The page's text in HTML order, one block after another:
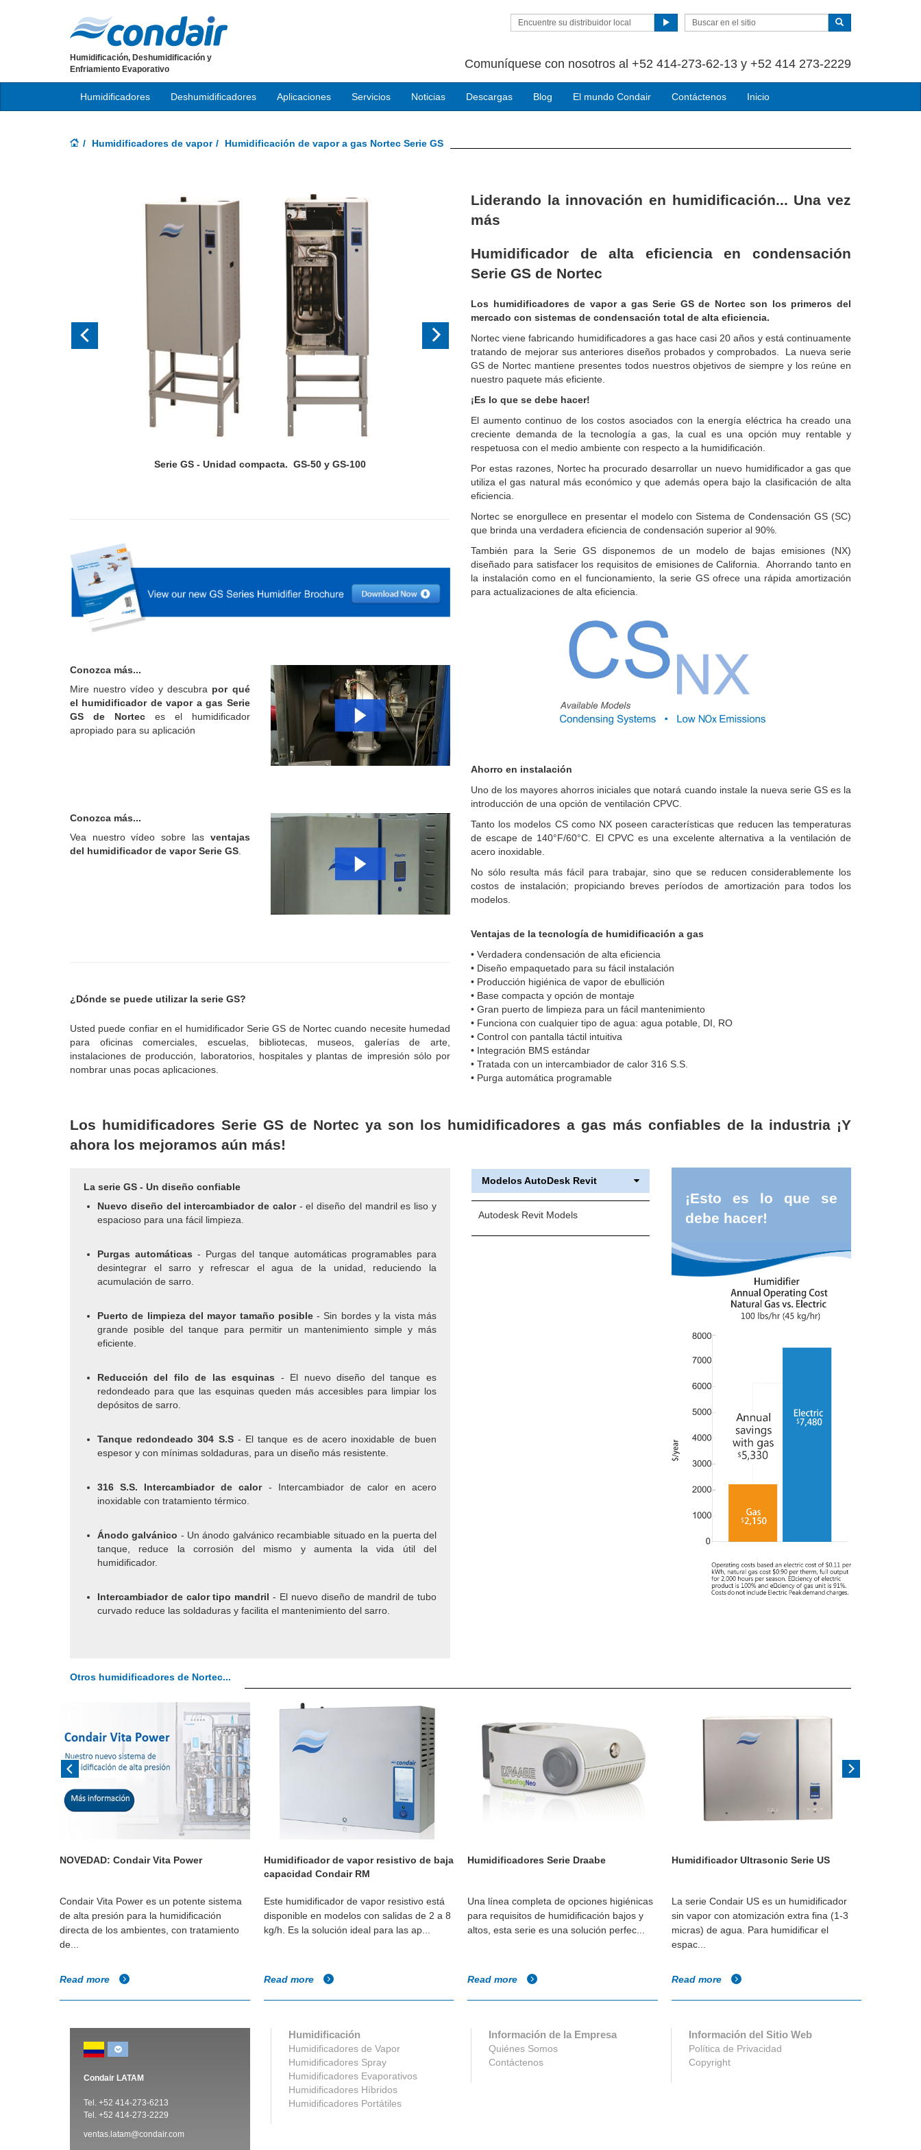
Encuentre su distribuidor local
Comuníquese con nosotros al +52 414-273-62-13 y +52 414 273-2229
Humidificación, Deshumidificación y
Enfriamiento Evaporativo
Humidificadores Deshumidificadores Aplicaciones Servicios Noticias Descargas Blog El mundo Condair Contáctenos Inicio
Humidificadores de vapor Humidificación de vapor a gas Nortec Serie GS
Serie GS - Unidad compacta. GS-50 y GS-100
Conozca más...
Mire nuestro vídeo y descubra por qué
el humidificador de vapor a gas Serie
GS de Nortec es el humidificador
apropiado para su aplicación
Conozca más...
Vea nuestro vídeo sobre las ventajas
del humidificador de vapor Serie GS.
¿Dónde se puede utilizar la serie GS?
Usted puede confiar en el humidificador Serie GS de Nortec cuando necesite humedad
para oficinas comerciales, escuelas, bibliotecas, museos, galerías de arte,
instalaciones de producción, laboratorios, hospitales y plantas de impresión sólo por
nombrar unas pocas aplicaciones.
Liderando la innovación en humidificación... Una vez
más
Humidificador de alta eficiencia en condensación
Serie GS de Nortec
Los humidificadores de vapor a gas Serie GS de Nortec son los primeros del
mercado con sistemas de condensación total de alta eficiencia.
Nortec viene fabricando humidificadores a gas hace casi 20 años y está continuamente
tratando de mejorar sus anteriores diseños probados y comprobados. La nueva serie
GS de Nortec mantiene presentes todos nuestros objetivos de siempre y los reúne en
nuestro paquete más eficiente.
¡Es lo que se debe hacer!
El aumento continuo de los costos asociados con la energía eléctrica ha creado una
creciente demanda de la tecnología a gas, la cual es una opción muy rentable y
respetuosa con el medio ambiente con respecto a la humidificación.
Por estas razones, Nortec ha procurado desarrollar un nuevo humidificador a gas que
utiliza el gas natural más económico y que además opera bajo la clasificación de alta
eficiencia.
Nortec se enorgullece en presentar el modelo con Sistema de Condensación GS (SC)
que brinda una verdadera eficiencia de condensación superior al 90%.
También para la Serie GS disponemos de un modelo de bajas emisiones (NX)
diseñado para satisfacer los requisitos de emisiones de California. Ahorrando tanto en
la instalación como en el funcionamiento, la serie GS ofrece una rápida amortización
para actualizaciones de alta eficiencia.
Ahorro en instalación
Uno de los mayores ahorros iniciales que notará cuando instale la nueva serie GS es la
introducción de una opción de ventilación CPVC.
Tanto los modelos CS como NX poseen características que reducen las temperaturas
de escape de 140°F/60°C. El CPVC es una excelente alternativa a la ventilación de
acero inoxidable.
No sólo resulta más fácil para trabajar, sino que se reducen considerablemente los
costos de instalación; propiciando breves períodos de amortización para todos los
modelos.
Ventajas de la tecnología de humidificación a gas
• Verdadera condensación de alta eficiencia
• Diseño empaquetado para su fácil instalación
• Producción higiénica de vapor de ebullición
• Base compacta y opción de montaje
• Gran puerto de limpieza para un fácil mantenimiento
• Funciona con cualquier tipo de agua: agua potable, DI, RO
• Control con pantalla táctil intuitiva
• Integración BMS estándar
• Tratada con un intercambiador de calor 316 S.S.
• Purga automática programable
Los humidificadores Serie GS de Nortec ya son los humidificadores a gas más confiables de la industria ¡Y
ahora los mejoramos aún más!
La serie GS - Un diseño confiable
Nuevo diseño del intercambiador de calor- el diseño del mandril es liso y
espacioso para una fácil limpieza.
Purgas automáticas - Purgas del tanque automáticas programables para
desintegrar el sarro y refrescar el agua de la unidad, reduciendo la
acumulación de sarro.
Puerto de limpieza del mayor tamaño posible- Sin bordes y la vista más
grande posible del tanque para permitir un mantenimiento simple y más
eficiente.
Reducción del filo de las esquinas
- El nuevo diseño del tanque es
redondeado para que las esquinas queden más accesibles para limpiar los
depósitos de sarro.
Tanque redondeado 304 S.S - El tanque es de acero inoxidable de buen
espesor y con mínimas soldaduras, para un diseño más resistente.
316 S.S. Intercambiador de calor - Intercambiador de calor en acero
inoxidable con tratamiento térmico.
Ánodo galvánico - Un ánodo galvánico recambiable situado en la puerta del
tanque, reduce la corrosión del mismo y aumenta la vida útil del
humidificador.
Intercambiador de calor tipo mandril - El nuevo diseño de mandril de tubo
curvado reduce las soldaduras y facilita el mantenimiento del sarro.
Modelos AutoDesk Revit
Autodesk Revit Models
¡Esto es lo que se
debe hacer!
Otros humidificadores de Nortec...
NOVEDAD: Condair Vita Power
Condair Vita Power es un potente sistema
de alta presión para la humidificación
directa de los ambientes, con tratamiento
de...
Read more
Humidificador de vapor resistivo de baja
capacidad Condair RM
Este humidificador de vapor resistivo está
disponible en modelos con salidas de 2 a 8
kg/h. Es la solución ideal para las ap...
Read more
Humidificadores Serie Draabe
Una línea completa de opciones higiénicas
para requisitos de humidificación bajos y
altos, esta serie es una solución perfec...
Read more
Humidificador Ultrasonic Serie US
La serie Condair US es un humidificador
sin vapor con atomización extra fina (1-3
micras) de agua. Para humidificar el
espac...
Read more
Condair LATAM
Tel. +52 414-273-6213
Tel. +52 414-273-2229
ventas.latam@condair.com
Humidificación
Humidificadores de Vapor
Humidificadores Spray
Humidificadores Evaporativos
Humidificadores Híbridos
Humidificadores Portátiles
Información de la Empresa
Quiénes Somos
Contáctenos
Información del Sitio Web
Política de Privacidad
Copyright